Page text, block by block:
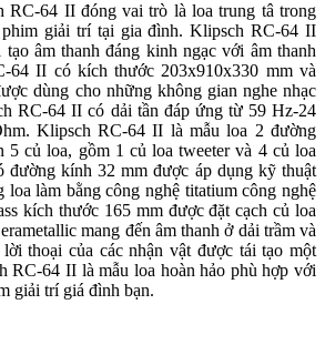
RC-64 II đóng vai trò là loa trung tâ trong
phim giải trí tại gia đình. Klipsch RC-64 II
tạo âm thanh đáng kinh ngạc với âm thanh
64 II có kích thước 203x910x330 mm và
dùng cho những không gian nghe nhạc
RC-64 II có dải tần đáp ứng từ 59 Hz-24
Klipsch RC-64 II là mẫu loa 2 đường
5 củ loa, gồm 1 củ loa tweeter và 4 củ loa
đường kính 32 mm được áp dụng kỹ thuật
làm bằng công nghệ titatium công nghệ
kích thước 165 mm được đặt cạch củ loa
mang đến âm thanh ở dải trầm và
thoại của các nhận vật được tái tạo một
RC-64 II là mẫu loa hoàn hảo phù hợp với
giải trí giá đình bạn.